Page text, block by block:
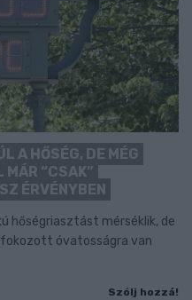
A HŐSÉG, DE MÉG
MÁR “CSAK”
ÉRVÉNYBEN
hőségriasztást mérséklik, de
óvatosságra van
Szólj hozzá!